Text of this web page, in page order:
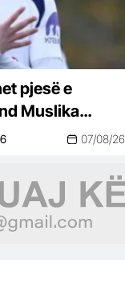
pjesë e
Muslika
profesioniste
07/08/26